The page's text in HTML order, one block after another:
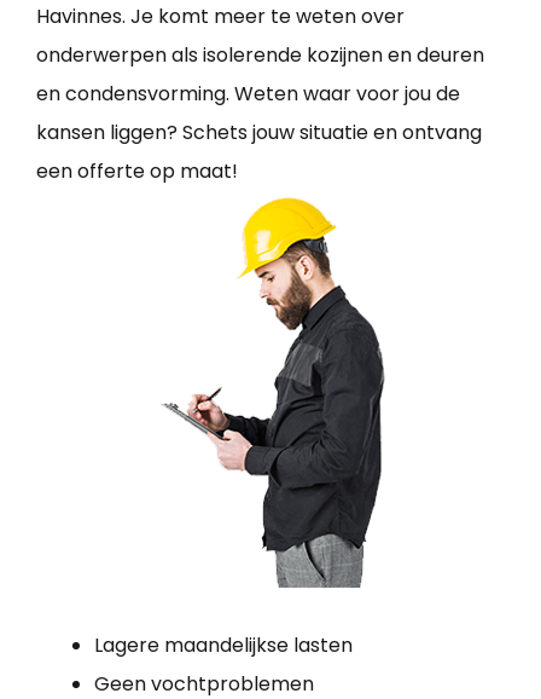
Havinnes. Je komt meer te weten over
onderwerpen als isolerende kozijnen en deuren
en condensvorming. Weten waar voor jou de
kansen liggen? Schets jouw situatie en ontvang
een offerte op maat!
Lagere maandelijkse lasten
Geen vochtproblemen